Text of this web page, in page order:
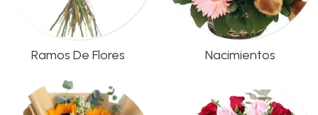
Ramos De Flores Nacimientos